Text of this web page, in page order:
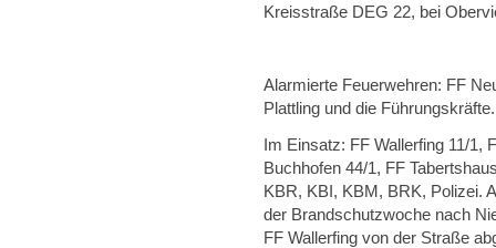
Kreisstraße DEG 22, bei
Alarmierte Feuerwehren: FF
Plattling und die Führungskräfte.
Im Einsatz: FF Wallerfing 11/1,
Buchhofen 44/1, FF
KBR, KBI, KBM, BRK, Polizei.
der Brandschutzwoche nach
FF Wallerfing von der Straße